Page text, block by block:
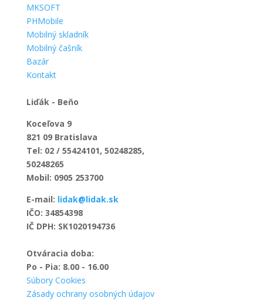
MKSOFT
PHMobile
Mobilný skladník
Mobilný čašník
Bazár
Kontakt
Liďák - Beňo
Koceľova 9
821 09 Bratislava
Tel: 02 / 55424101, 50248285,
50248265
Mobil: 0905 253700
E-mail: lidak@lidak.sk
IČO: 34854398
IČ DPH: SK1020194736
Otváracia doba:
Po - Pia: 8.00 - 16.00
Súbory Cookies
Zásady ochrany osobných údajov